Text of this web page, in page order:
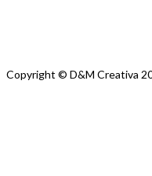
Copyright © D&M Creativa